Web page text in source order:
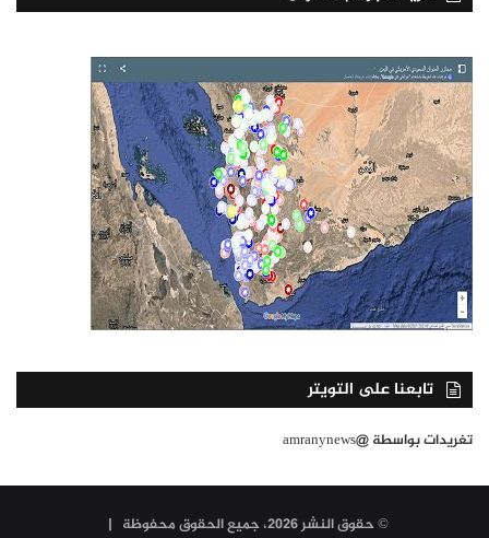
تابعنا على التويتر
تغريدات بواسطة @amranynews
© حقوق النشر 2026، جميع الحقوق محفوظة |